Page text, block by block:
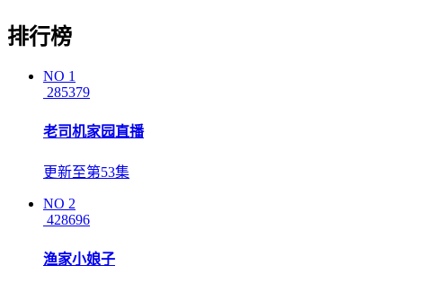
排行榜
NO 1
285379
老司机家园直播
更新至第53集
NO 2
428696
渔家小娘子